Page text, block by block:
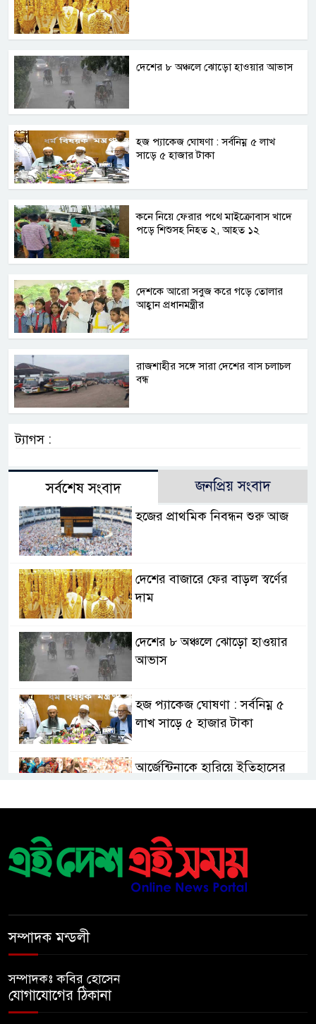
দেশের ৮ অঞ্চলে ঝোড়ো হাওয়ার আভাস
হজ প্যাকেজ ঘোষণা : সর্বনিম্ন ৫ লাখ
সাড়ে ৫ হাজার টাকা
কনে নিয়ে ফেরার পথে মাইক্রোবাস খাদে
পড়ে শিশুসহ নিহত ২, আহত ১২
দেশকে আরো সবুজ করে গড়ে তোলার
আহ্বান প্রধানমন্ত্রীর
রাজশাহীর সঙ্গে সারা দেশের বাস চলাচল
বন্ধ
ট্যাগস :
সর্বশেষ সংবাদ জনপ্রিয় সংবাদ
হজের প্রাথমিক নিবন্ধন শুরু আজ
দেশের বাজারে ফের বাড়ল স্বর্ণের
দাম
দেশের ৮ অঞ্চলে ঝোড়ো হাওয়ার
আভাস
হজ প্যাকেজ ঘোষণা : সর্বনিম্ন ৫
লাখ সাড়ে ৫ হাজার টাকা
আর্জেন্টিনাকে হারিয়ে ইতিহাসের
রানার্সআপ হয়েও বীরের মর্যাদা,
আর্জেন্টিনায় সাধারণ ছুটি ঘোষণা
সম্পাদক মন্ডলী
সম্পাদকঃ কবির হোসেন
যোগাযোগের ঠিকানা